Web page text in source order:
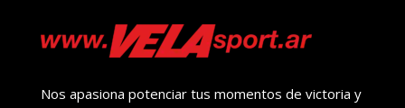
Nos apasiona potenciar tus momentos de victoria y